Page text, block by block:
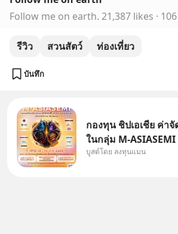
รีวิว สวนสัตว์ ท่องเที่ยว
บันทึก
กองทุน ชิปเอเชีย ค่า
ในกลุ่ม M-ASIASEMI
ครบ มีทั้ง CXMT จากจี
บูสต์โดย ลงทุนแมน